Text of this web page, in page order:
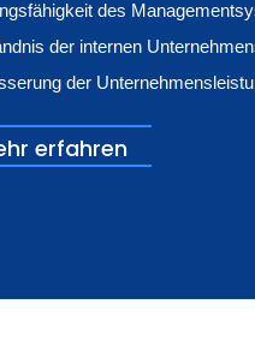
des
der internen
der
erfahren